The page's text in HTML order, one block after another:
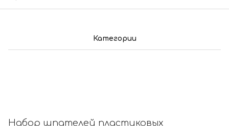
Категории
Набор шпателей пластиковых